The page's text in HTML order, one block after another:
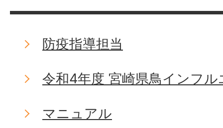
防疫指導担当
令和4年度 宮崎県鳥インフ
マニュアル